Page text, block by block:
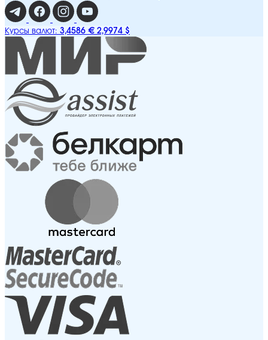
Курсы валют: 3,4586 € 2,9974 $